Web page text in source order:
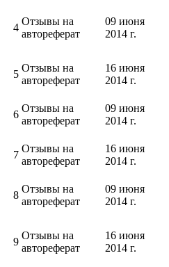
4
Отзывы на
автореферат
09 июня
2014 г.
5
Отзывы на
автореферат
16 июня
2014 г.
6
Отзывы на
автореферат
09 июня
2014 г.
7
Отзывы на
автореферат
16 июня
2014 г.
8
Отзывы на
автореферат
09 июня
2014 г.
9
Отзывы на
автореферат
16 июня
2014 г.